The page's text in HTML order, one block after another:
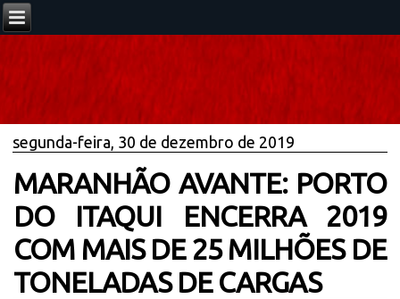
segunda-feira, 30 de dezembro de 2019
MARANHÃO AVANTE: PORTO
DO ITAQUI ENCERRA 2019
COM MAIS DE 25 MILHÕES DE
TONELADAS DE CARGAS